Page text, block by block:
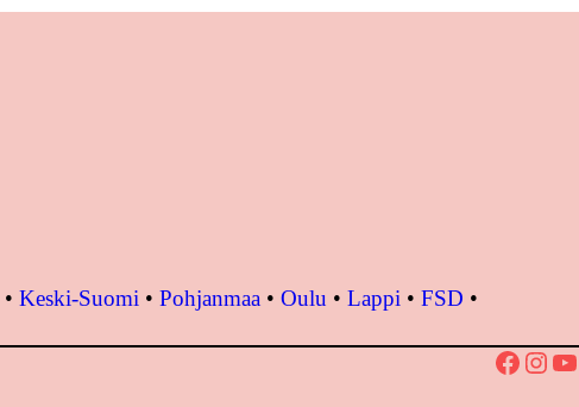
• Keski-Suomi • Pohjanmaa • Oulu • Lappi • FSD •
Facebook Instagram YouTube